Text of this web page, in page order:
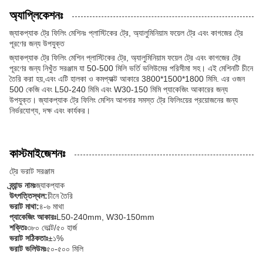
অ্যাপ্লিকেশনঃ
জ্যাকপ্যাক ট্রে ফিলিং মেশিনঃ প্লাস্টিকের ট্রে, অ্যালুমিনিয়াম ফয়েল ট্রে এবং কাগজের ট্রে
পূরণের জন্য উপযুক্ত
জ্যাকপ্যাক ট্রে ফিলিং মেশিন প্লাস্টিকের ট্রে, অ্যালুমিনিয়াম ফয়েল ট্রে এবং কাগজের ট্রে
পূরণের জন্য নিখুঁত সরঞ্জাম যা 50-500 মিলি ভর্তি ভলিউমের পরিসীমা সহ। এই মেশিনটি চীনে
তৈরি করা হয়,এবং এটি হালকা ও কমপ্যাক্ট আকারে 3800*1500*1800 মিমি. এর ওজন
500 কেজি এবং L50-240 মিমি এবং W30-150 মিমি প্যাকেজিং আকারের জন্য
উপযুক্ত। জ্যাকপ্যাক ট্রে ফিলিং মেশিন আপনার সমস্ত ট্রে ফিলিংয়ের প্রয়োজনের জন্য
নির্ভরযোগ্য, দক্ষ এবং কার্যকর।
কাস্টমাইজেশনঃ
ট্রে ভরাট সরঞ্জাম
ব্র্যান্ড নামঃজ্যাকপ্যাক
উৎপত্তিস্থল:চীনে তৈরি
ভরাট মাথা:৪-৬ মাথা
প্যাকেজিং আকারঃL50-240mm, W30-150mm
শক্তিঃ৩৮০ ভোল্ট/৫০ হার্জ
ভরাট সঠিকতাঃ±১%
ভরাট ভলিউমঃ৫০-৫০০ মিলি